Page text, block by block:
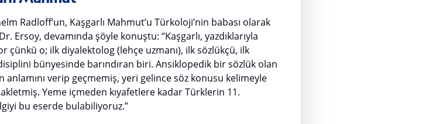
Radloff’un, Kaşgarlı Mahmut’u Türkoloji’nin babası olarak
Ersoy, devamında şöyle konuştu: “Kaşgarlı, yazdıklarıyla
o; ilk diyalektolog (lehçe uzmanı), ilk sözlükçü, ilk
bünyesinde barındıran biri. Ansiklopedik bir sözlük olan
anlamını verip geçmemiş, yeri gelince söz konusu kelimeyle
Yeme içmeden kıyafetlere kadar Türklerin 11.
bu eserde bulabiliyoruz.”